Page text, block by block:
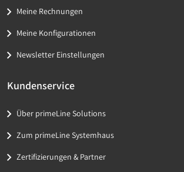
Meine Rechnungen
Meine Konfigurationen
Newsletter Einstellungen
Kundenservice
Über primeLine Solutions
Zum primeLine Systemhaus
Zertifizierungen & Partner